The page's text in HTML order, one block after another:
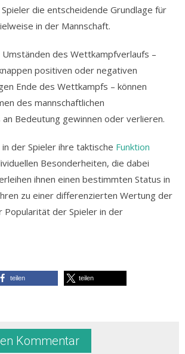
die entscheidende Grundlage für
in der Mannschaft.
des Wettkampfverlaufs –
positiven oder negativen
Ende des Wettkampfs – können
des mannschaftlichen
an Bedeutung gewinnen oder verlieren.
der Spieler ihre taktische Funktion
Besonderheiten, die dabei
ihnen einen bestimmten Status in
zu einer differenzierten Wertung der
Popularität der Spieler in der
teilen teilen
Kommentar